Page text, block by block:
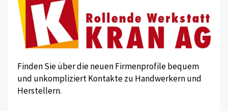
Finden Sie über die neuen Firmenprofile bequem
und unkompliziert Kontakte zu Handwerkern und
Herstellern.